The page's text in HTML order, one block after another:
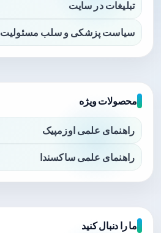
تبلیغات در سایت
سیاست پزشکی و سلب مسئولیت
محصولات ویژه
راهنمای علمی اوزمپیک
راهنمای علمی ساکسندا
ما را دنبال کنید